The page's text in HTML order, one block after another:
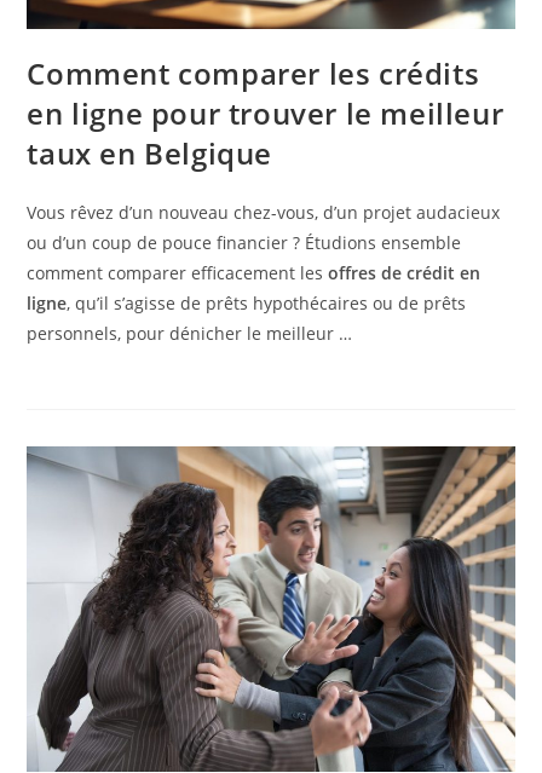
Comment comparer les crédits
en ligne pour trouver le meilleur
taux en Belgique
Vous rêvez d’un nouveau chez-vous, d’un projet audacieux
ou d’un coup de pouce financier ? Étudions ensemble
comment comparer efficacement lesoffres de crédit en
ligne, qu’il s’agisse de prêts hypothécaires ou de prêts
personnels, pour dénicher le meilleur …